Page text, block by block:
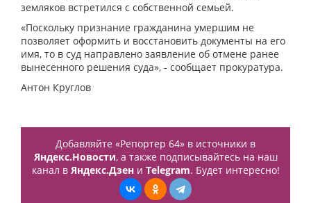
земляков встретился с собственной семьей.
«Поскольку признание гражданина умершим не
позволяет оформить и восстановить документы на его
имя, то в суд направлено заявление об отмене ранее
вынесенного решения суда», - сообщает прокуратура.
Антон Круглов
Добавляйте «Репортер 64» в источники в
Яндекс.Новости, а также подписывайтесь на наш
канал в Яндекс.Дзени Telegram. Будет интересно!